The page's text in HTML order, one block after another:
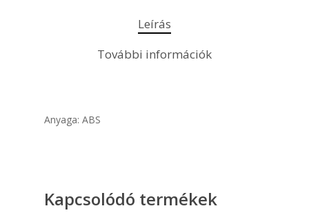
Leírás
További információk
Anyaga: ABS
Kapcsolódó termékek